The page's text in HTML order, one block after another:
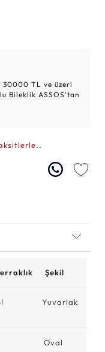
30000 TL ve üzeri
Bileklik ASSOS'tan
Şekil
Yuvarlak
Oval